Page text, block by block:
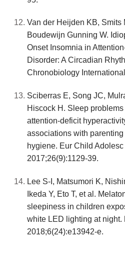
Van der Heijden KB, Smits
Boudewijn Gunning W.
Onset Insomnia in
Disorder: A Circadian
Chronobiology
Sciberras E, Song JC,
Hiscock H. Sleep
attention-deficit
associations with
hygiene. Eur Child Adolesc
2017;26(9):1129-39.
Lee S-I, Matsumori K,
Ikeda Y, Eto T, et al.
sleepiness in children
white LED lighting at night.
2018;6(24):e13942-e.